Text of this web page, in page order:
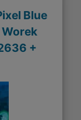
Blue
+